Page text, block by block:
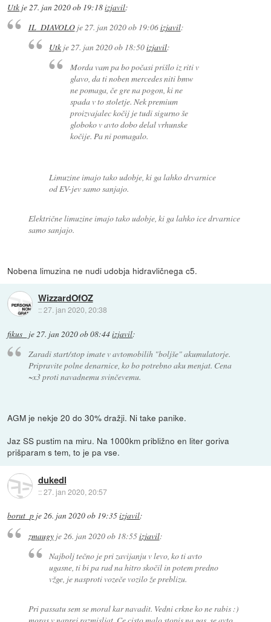
Utk je 27. jan 2020 ob 19:18izjavil:
IL_DIAVOLOje27. jan 2020 ob 19:06izjavil:
Utk je 27. jan 2020 ob 18:50izjavil:
Morda vam pa bo počasi prišlo iz riti v
glavo, da ti noben mercedes niti bmw
ne pomaga, če gre na pogon, ki ne
spada v to stoletje. Nek premium
proizvajalec kočij je tudi sigurno še
globoko v avto dobo delal vrhunske
kočije. Pa ni pomagalo.
Limuzine imajo tako udobje, ki ga lahko drvarnice
od EV-jev samo sanjajo.
Električne limuzine imajo tako udobje, ki ga lahko ice drvarnice
samo sanjajo.
Nobena limuzina ne nudi udobja hidravličnega c5.
WizzardOfOZ
::27. jan 2020, 20:38
fikus_ je27. jan 2020 ob 08:44izjavil:
Zaradi start/stop imate v avtomobilih "boljše" akumulatorje.
Pripravite polne denarnice, ko bo potrebno aku menjat. Cena
~x3 proti navadnemu svinčevemu.
AGM je nekje 20 do 30% dražji. Ni take panike.
Jaz SS pustim na miru. Na 1000km približno en liter goriva
prišparam s tem, to je pa vse.
dukedl
::27. jan 2020, 20:57
borut_p je26. jan 2020 ob 19:35izjavil:
zmaugyje26. jan 2020 ob 18:55izjavil:
Najbolj tečno je pri zavijanju v levo, ko ti avto
ugasne, ti bi pa rad na hitro skočil in potem predno
vžge, je nasproti vozeče vozilo že preblizu.
Pri passatu sem se moral kar navadit. Vedni crkne ko ne rabis :)
moras v naprej razmisljat. Ce cisto malo stopis na gas, se avto